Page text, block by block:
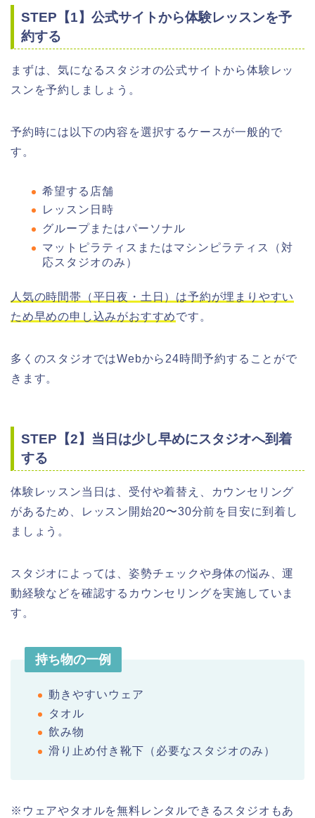
STEP【1】公式サイトから体験レッスンを予
約する
まずは、気になるスタジオの公式サイトから体験レッ
スンを予約しましょう。
予約時には以下の内容を選択するケースが一般的で
す。
希望する店舗
レッスン日時
グループまたはパーソナル
マットピラティスまたはマシンピラティス（対
応スタジオのみ）
人気の時間帯（平日夜・土日）は予約が埋まりやすい
ため早めの申し込みがおすすめです。
多くのスタジオではWebから24時間予約することがで
きます。
STEP【2】当日は少し早めにスタジオへ到着
する
体験レッスン当日は、受付や着替え、カウンセリング
があるため、レッスン開始20〜30分前を目安に到着し
ましょう。
スタジオによっては、姿勢チェックや身体の悩み、運
動経験などを確認するカウンセリングを実施していま
す。
持ち物の一例
動きやすいウェア
タオル
飲み物
滑り止め付き靴下（必要なスタジオのみ）
※ウェアやタオルを無料レンタルできるスタジオもあ